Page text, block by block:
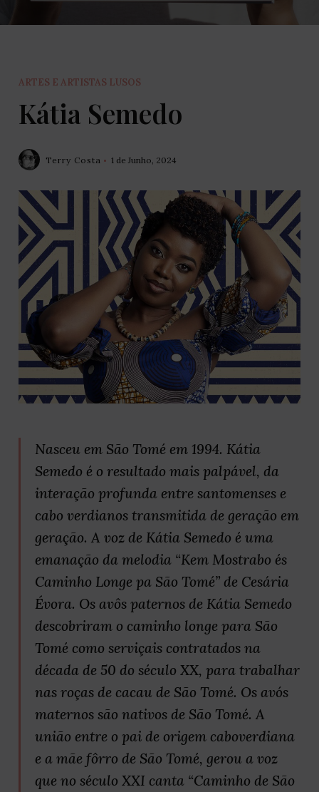
ARTES E ARTISTAS LUSOS
Kátia Semedo
Terry Costa 1 de Junho, 2024
Nasceu em São Tomé em 1994. Kátia
Semedo é o resultado mais palpável, da
interação profunda entre santomenses e
cabo verdianos transmitida de geração em
geração. A voz de Kátia Semedo é uma
emanação da melodia “Kem Mostrabo és
Caminho Longe pa São Tomé” de Cesária
Évora. Os avôs paternos de Kátia Semedo
descobriram o caminho longe para São
Tomé como serviçais contratados na
década de 50 do século XX, para trabalhar
nas roças de cacau de São Tomé. Os avós
maternos são nativos de São Tomé. A
união entre o pai de origem caboverdiana
e a mãe fôrro de São Tomé, gerou a voz
que no século XXI canta “Caminho de São